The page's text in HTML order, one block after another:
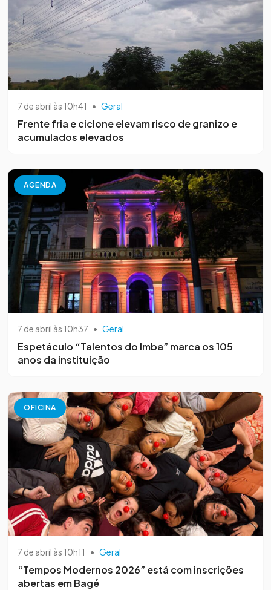
7 de abril às 10h41 • Geral
Frente fria e ciclone elevam risco de granizo e
acumulados elevados
AGENDA
7 de abril às 10h37 • Geral
Espetáculo “Talentos do Imba” marca os 105
anos da instituição
OFICINA
7 de abril às 10h11 • Geral
“Tempos Modernos 2026” está com inscrições
abertas em Bagé